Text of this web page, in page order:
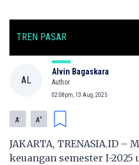
TREN PASAR
AL
Alvin Bagaskara
Author
02:08pm, 13 Aug, 2025
A- A+
JAKARTA, TRENASIA.ID –
keuangan semester I-2025